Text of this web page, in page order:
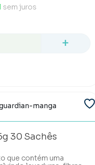
sem juros
+
30 Sachês
que contém uma